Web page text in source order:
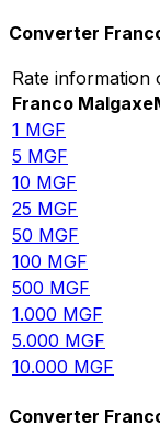
Converter
Rate
Franco Malgaxe
1 MGF
5 MGF
10 MGF
25 MGF
50 MGF
100 MGF
500 MGF
1.000 MGF
5.000 MGF
10.000 MGF
Converter